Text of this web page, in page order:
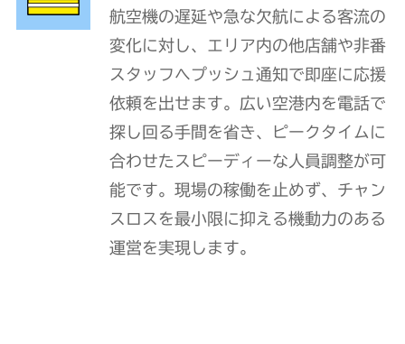
航空機の遅延や急な欠航による客流の
変化に対し、エリア内の他店舗や非番
スタッフへプッシュ通知で即座に応援
依頼を出せます。広い空港内を電話で
探し回る手間を省き、ピークタイムに
合わせたスピーディーな人員調整が可
能です。現場の稼働を止めず、チャン
スロスを最小限に抑える機動力のある
運営を実現します。